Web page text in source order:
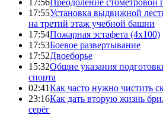
17:55Установка выдвижной
на третий этаж учебной башни
17:54Пожарная эстафета (4x100)
17:53Боевое развертывание
17:52Двоеборье
15:32Общие указания
спорта
02:41Как часто нужно чистить
23:16Как дать вторую жизнь
серёг